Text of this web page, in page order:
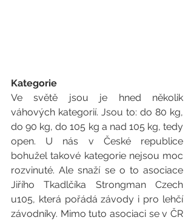
Kategorie
Ve světě jsou je hned několik
váhových kategorií. Jsou to: do 80 kg,
do 90 kg, do 105 kg a nad 105 kg, tedy
open. U nás v České republice
bohužel takové kategorie nejsou moc
rozvinuté. Ale snaží se o to asociace
Jiřího Tkadlčíka Strongman Czech
u105, která pořádá závody i pro lehčí
závodníky. Mimo tuto asociaci se v ČR